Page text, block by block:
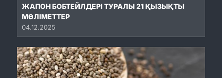
ЖАПОН БОБТЕЙЛДЕРІ ТУРАЛЫ 21 ҚЫЗЫҚТЫ
МӘЛІМЕТТЕР
04.12.2025